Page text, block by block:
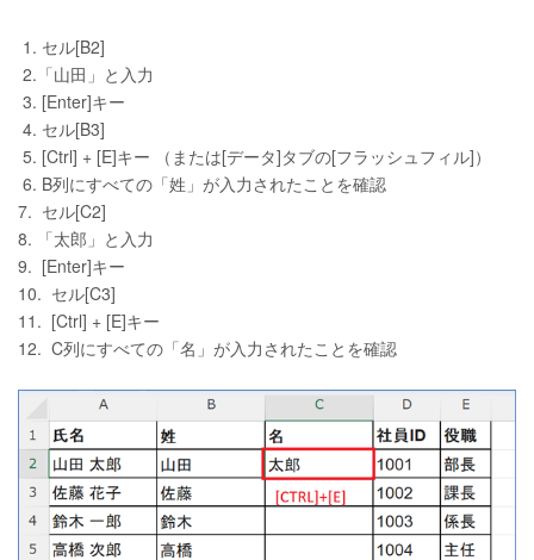
1. セル[B2]
2.「山田」と入力
3. [Enter]キー
4. セル[B3]
5. [Ctrl] + [E]キー （または[データ]タブの[フラッシュフィル]）
6. B列にすべての「姓」が入力されたことを確認
7. セル[C2]
8. 「太郎」と入力
9. [Enter]キー
10. セル[C3]
11. [Ctrl] + [E]キー
12. C列にすべての「名」が入力されたことを確認